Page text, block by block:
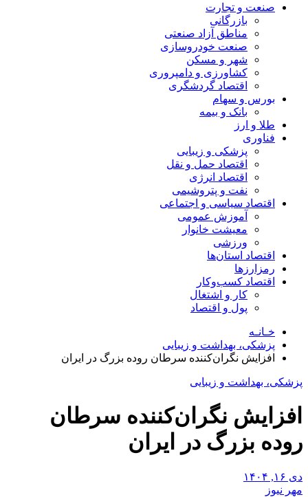
صنعت و تجارت
بازرگانی
مناطق آزاد صنعتی
صنعت خودروسازی
شهر و مسکن
کشاورزی و دامپروری
اقتصاد گردشگری
بورس و سهام
بانک و بیمه
طلا و ارز
فناوری
پزشکی و زیبایی
اقتصاد حمل و نقل
اقتصاد انرژی
نفت و پتروشیمی
اقتصاد سیاسی و اجتماعی
آموزش عمومی
معیشت خانوار
ورزشی
اقتصاد استان‌ها
رمزارزها
اقتصاد کسب‌و‌کار
کار و اشتغال
پول و اقتصاد
خـانـه
پزشکی، بهداشت و زیبایی
افزایش نگران‌کننده سرطان روده بزرگ در ایران
پزشکی، بهداشت و زیبایی
افزایش نگران‌کننده سرطان
روده بزرگ در ایران
دی ۱۶, ۱۴۰۴
مهر نیوز